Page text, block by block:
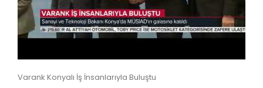
Varank Konyalı İş İnsanlarıyla Buluştu